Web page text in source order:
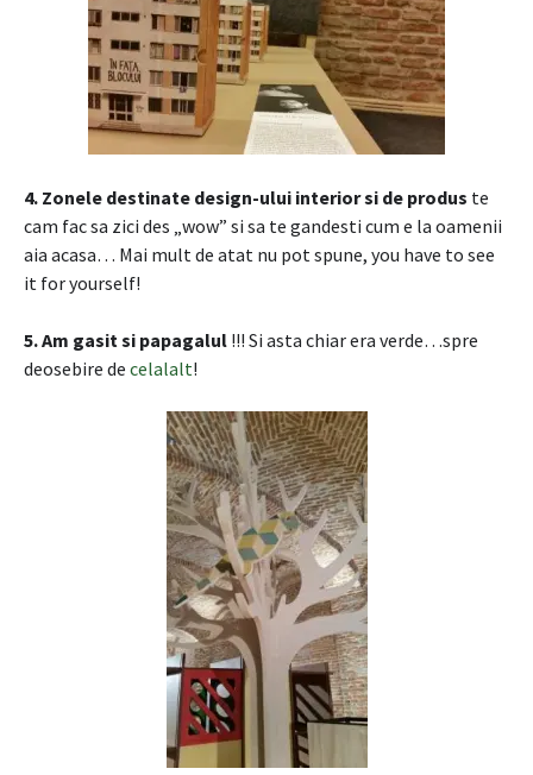
4. Zonele destinate design-ului interior si de produs te
cam fac sa zici des „wow” si sa te gandesti cum e la oamenii
aia acasa… Mai mult de atat nu pot spune, you have to see
it for yourself!
5. Am gasit si papagalul !!! Si asta chiar era verde…spre
deosebire de celalalt!